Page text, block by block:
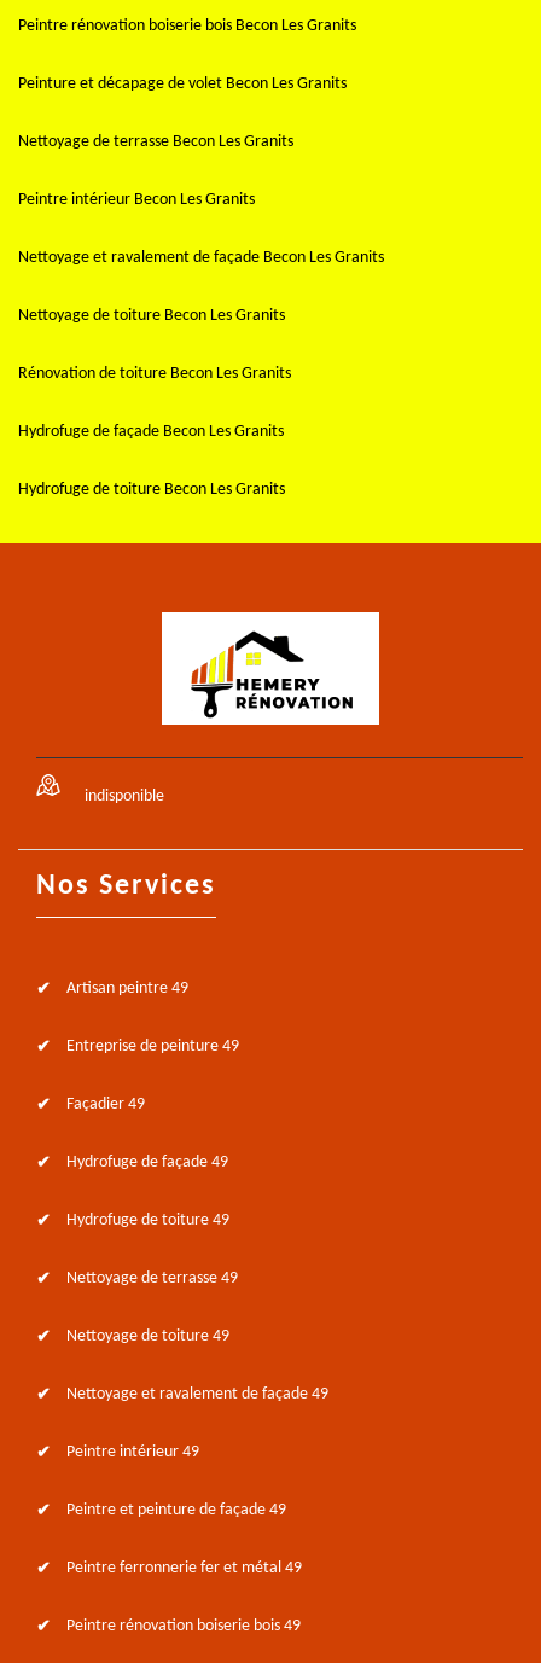
Peintre rénovation boiserie bois Becon Les Granits
Peinture et décapage de volet Becon Les Granits
Nettoyage de terrasse Becon Les Granits
Peintre intérieur Becon Les Granits
Nettoyage et ravalement de façade Becon Les Granits
Nettoyage de toiture Becon Les Granits
Rénovation de toiture Becon Les Granits
Hydrofuge de façade Becon Les Granits
Hydrofuge de toiture Becon Les Granits
indisponible
Nos Services
Artisan peintre 49
Entreprise de peinture 49
Façadier 49
Hydrofuge de façade 49
Hydrofuge de toiture 49
Nettoyage de terrasse 49
Nettoyage de toiture 49
Nettoyage et ravalement de façade 49
Peintre intérieur 49
Peintre et peinture de façade 49
Peintre ferronnerie fer et métal 49
Peintre rénovation boiserie bois 49